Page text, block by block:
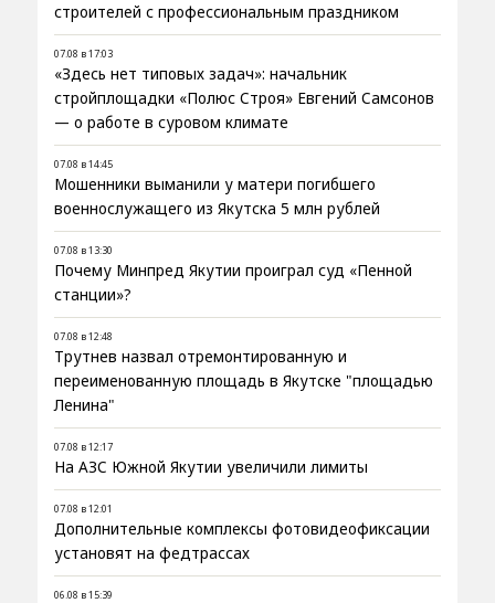
строителей с профессиональным праздником
07.08 в 17:03
«Здесь нет типовых задач»: начальник
стройплощадки «Полюс Строя» Евгений Самсонов
— о работе в суровом климате
07.08 в 14:45
Мошенники выманили у матери погибшего
военнослужащего из Якутска 5 млн рублей
07.08 в 13:30
Почему Минпред Якутии проиграл суд «Пенной
станции»?
07.08 в 12:48
Трутнев назвал отремонтированную и
переименованную площадь в Якутске "площадью
Ленина"
07.08 в 12:17
На АЗС Южной Якутии увеличили лимиты
07.08 в 12:01
Дополнительные комплексы фотовидеофиксации
установят на федтрассах
06.08 в 15:39